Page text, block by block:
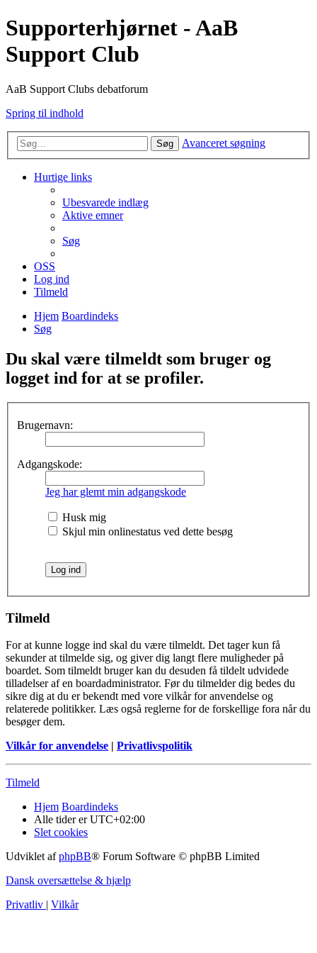
Supporterhjørnet - AaB
Support Club
AaB Support Clubs debatforum
Spring til indhold
Søg Avanceret søgning
Hurtige links
Ubesvarede indlæg
Aktive emner
Søg
OSS
Log ind
Tilmeld
Hjem Boardindeks
Søg
Du skal være tilmeldt som bruger og
logget ind for at se profiler.
Brugernavn:
Adgangskode:
Jeg har glemt min adgangskode
Husk mig
Skjul min onlinestatus ved dette besøg
Tilmeld
For at kunne logge ind skal du være tilmeldt. Det tager kun få
sekunder at tilmelde sig, og giver dig langt flere muligheder på
boardet. Som tilmeldt bruger kan du desuden få tildelt udvidede
tilladelser af en boardadministrator. Før du tilmelder dig bedes du
sikre dig at du er bekendt med vore vilkår for anvendelse og
relaterede politikker. Læs også reglerne for de forskellige fora når du
besøger dem.
Vilkår for anvendelse | Privatlivspolitik
Tilmeld
Hjem Boardindeks
Alle tider erUTC+02:00
Slet cookies
Udviklet afphpBB® Forum Software © phpBB Limited
Dansk oversættelse & hjælp
Privatliv | Vilkår